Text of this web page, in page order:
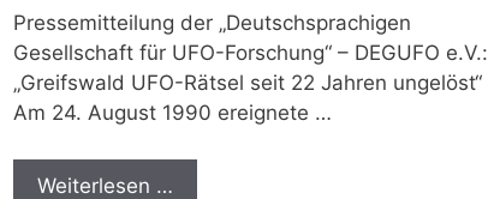
Pressemitteilung der „Deutschsprachigen
Gesellschaft für UFO-Forschung“ – DEGUFO e.V.:
„Greifswald UFO-Rätsel seit 22 Jahren ungelöst“
Am 24. August 1990 ereignete …
Weiterlesen …